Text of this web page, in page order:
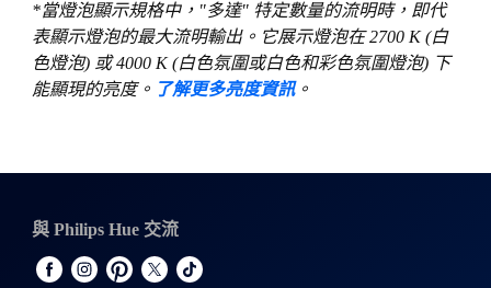
*當燈泡顯示規格中，"多達" 特定數量的流明時，即代
表顯示燈泡的最大流明輸出。它展示燈泡在 2700 K (白
色燈泡) 或 4000 K (白色氛圍或白色和彩色氛圍燈泡) 下
能顯現的亮度。 了解更多亮度資訊。
與 Philips Hue 交流